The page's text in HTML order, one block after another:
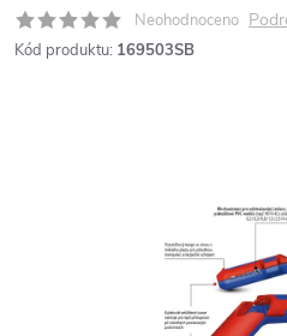
Neohodnoceno
Kód produktu: 169503SB